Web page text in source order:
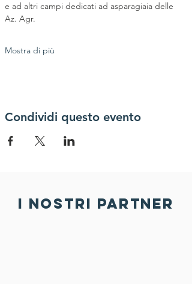
e ad altri campi dedicati ad asparagiaia delle
Az. Agr.
Mostra di più
Condividi questo evento
i nostri partner